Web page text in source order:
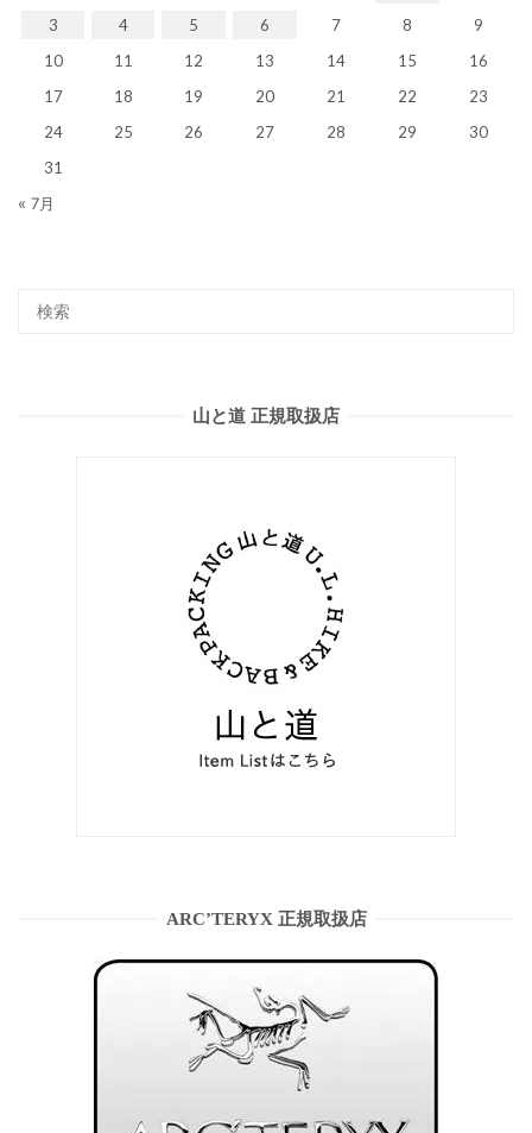
3
4 5 6 7 8
9
10
11 12 13 14 15
16
17
18 19 20 21 22
23
24
25 26 27 28 29
30
31
« 7月
山と道 正規取扱店
ARC’TERYX 正規取扱店